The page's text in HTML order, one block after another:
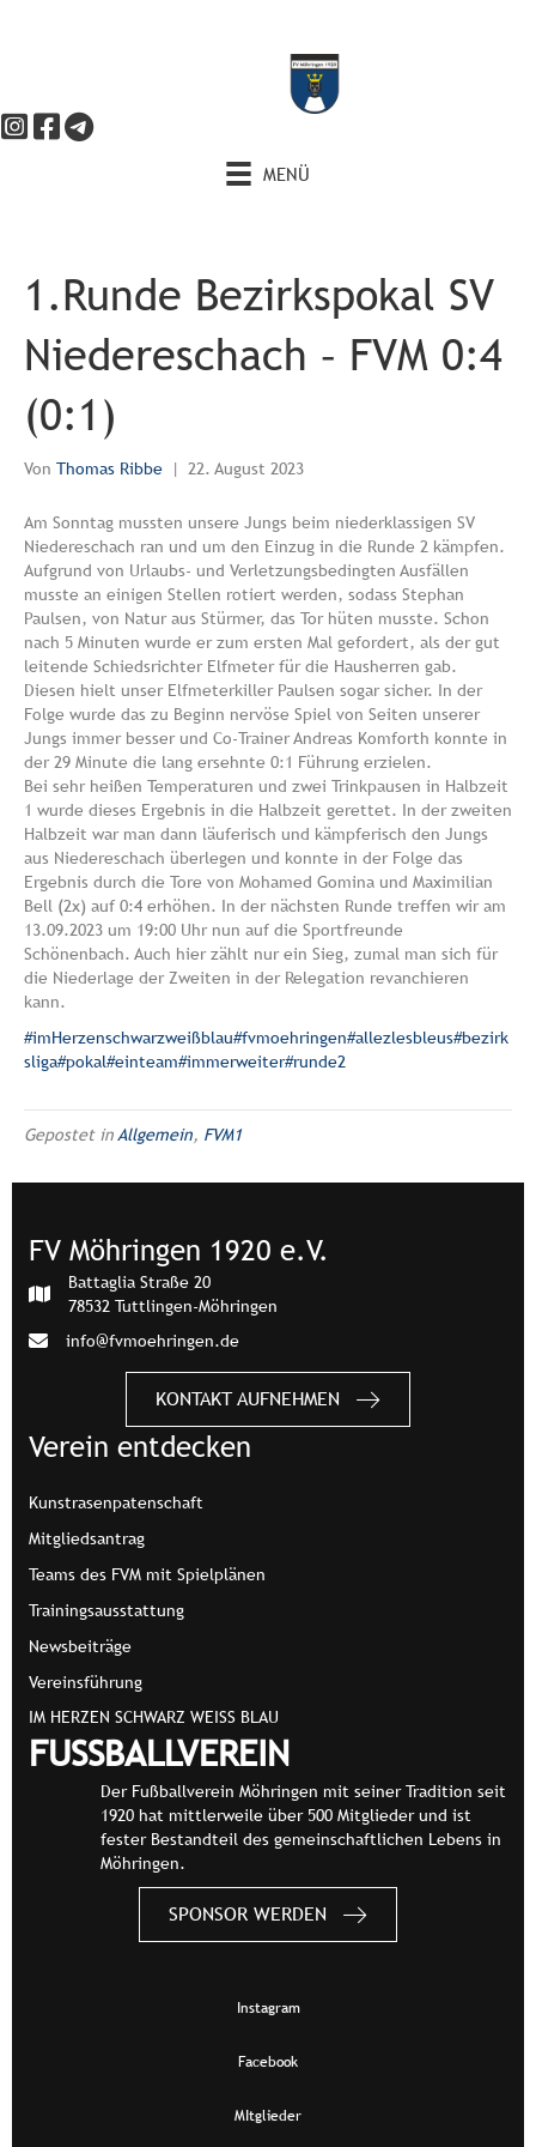
MENÜ
1.Runde Bezirkspokal SV
Niedereschach – FVM 0:4
(0:1)
Von Thomas Ribbe | 22. August 2023
Am Sonntag mussten unsere Jungs beim niederklassigen SV
Niedereschach ran und um den Einzug in die Runde 2 kämpfen.
Aufgrund von Urlaubs- und Verletzungsbedingten Ausfällen
musste an einigen Stellen rotiert werden, sodass Stephan
Paulsen, von Natur aus Stürmer, das Tor hüten musste. Schon
nach 5 Minuten wurde er zum ersten Mal gefordert, als der gut
leitende Schiedsrichter Elfmeter für die Hausherren gab.
Diesen hielt unser Elfmeterkiller Paulsen sogar sicher. In der
Folge wurde das zu Beginn nervöse Spiel von Seiten unserer
Jungs immer besser und Co-Trainer Andreas Komforth konnte in
der 29 Minute die lang ersehnte 0:1 Führung erzielen.
Bei sehr heißen Temperaturen und zwei Trinkpausen in Halbzeit
1 wurde dieses Ergebnis in die Halbzeit gerettet. In der zweiten
Halbzeit war man dann läuferisch und kämpferisch den Jungs
aus Niedereschach überlegen und konnte in der Folge das
Ergebnis durch die Tore von Mohamed Gomina und Maximilian
Bell (2x) auf 0:4 erhöhen. In der nächsten Runde treffen wir am
13.09.2023 um 19:00 Uhr nun auf die Sportfreunde
Schönenbach. Auch hier zählt nur ein Sieg, zumal man sich für
die Niederlage der Zweiten in der Relegation revanchieren
kann.
#imHerzenschwarzweißblau#fvmoehringen#allezlesbleus#bezirk
sliga#pokal#einteam#immerweiter#runde2
Gepostet in Allgemein, FVM1
FV Möhringen 1920 e.V.
Battaglia Straße 20
78532 Tuttlingen-Möhringen
info@fvmoehringen.de
KONTAKT AUFNEHMEN
Verein entdecken
Kunstrasenpatenschaft
Mitgliedsantrag
Teams des FVM mit Spielplänen
Trainingsausstattung
Newsbeiträge
Vereinsführung
IM HERZEN SCHWARZ WEISS BLAU
FUSSBALLVEREIN
Der Fußballverein Möhringen mit seiner Tradition seit
1920 hat mittlerweile über 500 Mitglieder und ist
fester Bestandteil des gemeinschaftlichen Lebens in
Möhringen.
SPONSOR WERDEN
Instagram
Facebook
MItglieder